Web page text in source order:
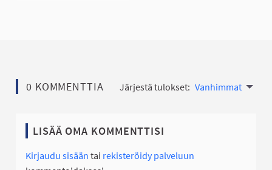
0 KOMMENTTIA Järjestä tulokset: Vanhimmat
LISÄÄ OMA KOMMENTTISI
Kirjaudu sisään tai rekisteröidy palveluun